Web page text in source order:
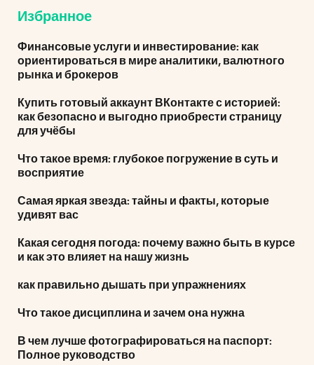
Избранное
Финансовые услуги и инвестирование: как
ориентироваться в мире аналитики, валютного
рынка и брокеров
Купить готовый аккаунт ВКонтакте с историей:
как безопасно и выгодно приобрести страницу
для учёбы
Что такое время: глубокое погружение в суть и
восприятие
Самая яркая звезда: тайны и факты, которые
удивят вас
Какая сегодня погода: почему важно быть в курсе
и как это влияет на нашу жизнь
как правильно дышать при упражнениях
Что такое дисциплина и зачем она нужна
В чем лучше фотографироваться на паспорт:
Полное руководство